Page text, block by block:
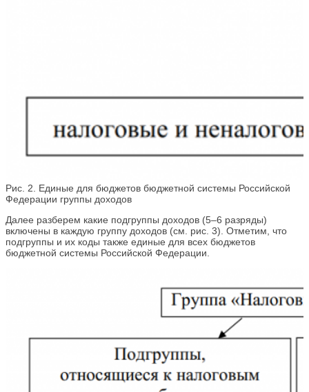
Рис. 2. Единые для бюджетов бюджетной системы Российской
Федерации группы доходов
Далее разберем какие подгруппы доходов (5–6 разряды)
включены в каждую группу доходов (см. рис. 3). Отметим, что
подгруппы и их коды также единые для всех бюджетов
бюджетной системы Российской Федерации.